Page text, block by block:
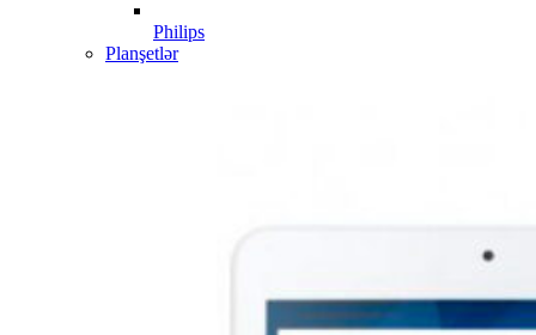
Philips
Planşetlər